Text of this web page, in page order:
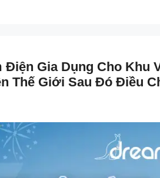
Điện Gia Dụng Cho
Thế Giới Sau Đó Điều